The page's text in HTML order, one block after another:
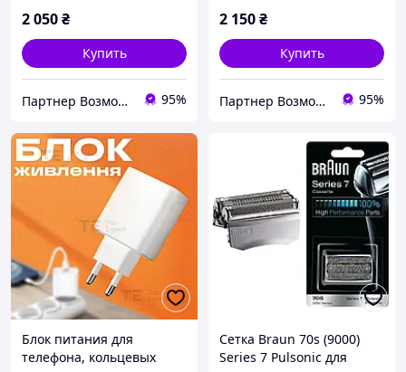
2 050₴
Купить
Партнер Возможностей 95%
2 150₴
Купить
Партнер Возможностей 95%
Блок питания для
телефона, кольцевых
Сетка Braun 70s (9000)
Series 7 Pulsonic для